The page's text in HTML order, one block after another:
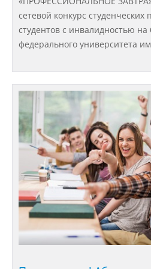
Абитуриенту
Университет
Миссия, цель и ценности
Ректорат
Подразделения
Документы
сетевой конкурс студенческих
студентов с инвалидностью на
федерального университета